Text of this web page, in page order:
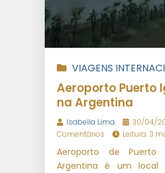
VIAGENS
Aeroporto Puerto
na Argentina
Isabella Lima 30/04/
Comentários
Leitura: 3
Aeroporto de Puerto
Argentina é um local